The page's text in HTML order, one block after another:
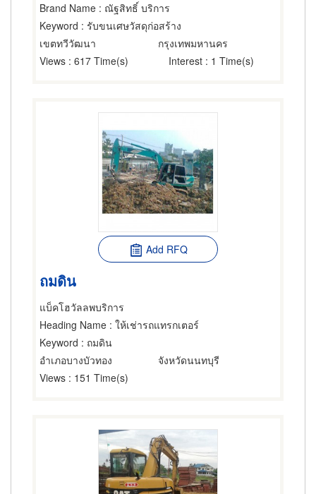
Brand Name : ณัฐสิทธิ์ บริการ
Keyword : รับขนเศษวัสดุก่อสร้าง
เขตทวีวัฒนา
กรุงเทพมหานคร
Views : 617 Time(s) Interest : 1 Time(s)
Add RFQ
ถมดิน
แบ็คโฮวัลลพบริการ
Heading Name : ให้เช่ารถแทรกเตอร์
Keyword : ถมดิน
อำเภอบางบัวทอง
จังหวัดนนทบุรี
Views : 151 Time(s)